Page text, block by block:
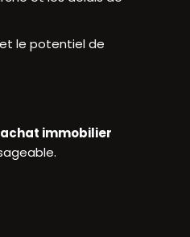
le potentiel de
achat immobilier